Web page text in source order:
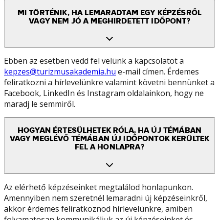
MI TÖRTÉNIK, HA LEMARADTAM EGY KÉPZÉSRŐL
VAGY NEM JÓ A MEGHIRDETETT IDŐPONT?
Ebben az esetben vedd fel velünk a kapcsolatot a
kepzes@turizmusakademia.hu e-mail címen. Érdemes
feliratkozni a hírlevelünkre valamint követni bennünket a
Facebook, LinkedIn és Instagram oldalainkon, hogy ne
maradj le semmiről.
HOGYAN ÉRTESÜLHETEK RÓLA, HA ÚJ TÉMÁBAN
VAGY MEGLÉVŐ TÉMÁBAN ÚJ IDŐPONTOK KERÜLTEK
FEL A HONLAPRA?
Az elérhető képzéseinket megtalálod honlapunkon.
Amennyiben nem szeretnél lemaradni új képzéseinkről,
akkor érdemes feliratkoznod hírlevelünkre, amiben